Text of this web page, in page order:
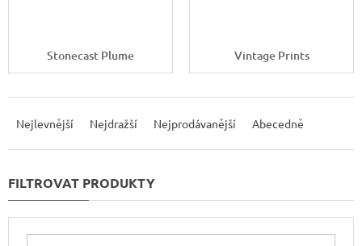
Stonecast Plume Vintage Prints
n
í
Nejlevnější Nejdražší Nejprodávanější Abecedně